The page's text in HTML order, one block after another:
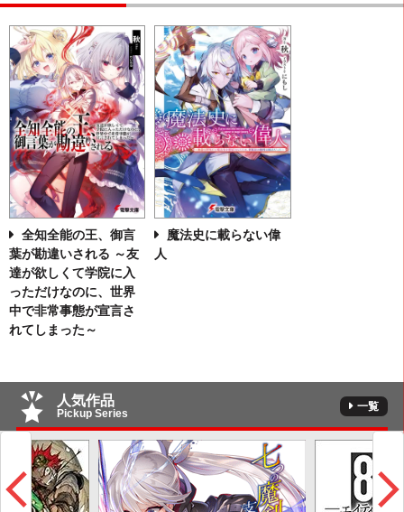
全知全能の王、御言
葉が勘違いされる ～友
達が欲しくて学院に入
っただけなのに、世界
中で非常事態が宣言さ
れてしまった～
魔法史に載らない偉
人
人気作品
Pickup Series
一覧